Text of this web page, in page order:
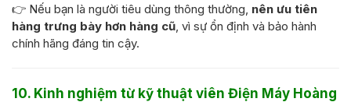
👉 Nếu bạn là người tiêu dùng thông thường, nên ưu tiên
hàng trưng bày hơn hàng cũ , vì sự ổn định và bảo hành
chính hãng đáng tin cậy.
10. Kinh nghiệm từ kỹ thuật viên Điện Máy Hoàng